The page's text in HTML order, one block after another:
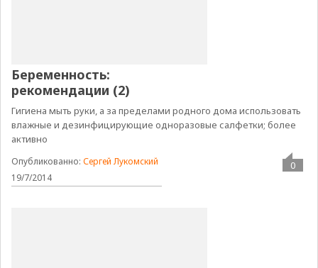
Беременность:
рекомендации (2)
Гигиена мыть руки, а за пределами родного дома использовать
влажные и дезинфицирующие одноразовые салфетки; более
активно
Опубликованно:Сергей Лукомский
19/7/2014
0